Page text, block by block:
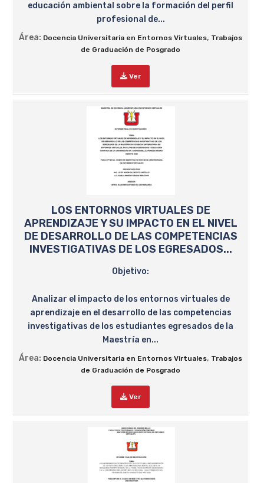
educación ambiental sobre la formación del perfil
profesional de...
Área: Docencia Universitaria en Entornos Virtuales, Trabajos
de Graduación de Posgrado
Ver
LOS ENTORNOS VIRTUALES DE
APRENDIZAJE Y SU IMPACTO EN EL NIVEL
DE DESARROLLO DE LAS COMPETENCIAS
INVESTIGATIVAS DE LOS EGRESADOS...
Objetivo:
Analizar el impacto de los entornos virtuales de
aprendizaje en el desarrollo de las competencias
investigativas de los estudiantes egresados de la
Maestría en...
Área: Docencia Universitaria en Entornos Virtuales, Trabajos
de Graduación de Posgrado
Ver